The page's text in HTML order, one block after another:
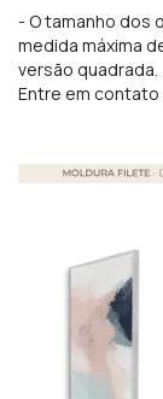
- O tamanho dos
medida máxima
versão quadrada.
Entre em